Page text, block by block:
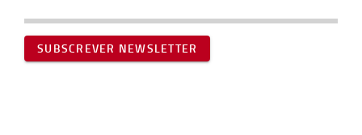
SUBSCREVER NEWSLETTER